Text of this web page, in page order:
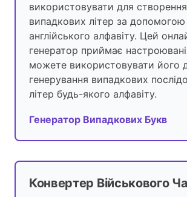
використовувати для створення
випадкових літер за допомогою
англійського алфавіту. Цей
генератор приймає
можете використовувати його
генерування випадкових
літер будь-якого алфавіту.
Генератор Випадкових Букв
Конвертер Військового